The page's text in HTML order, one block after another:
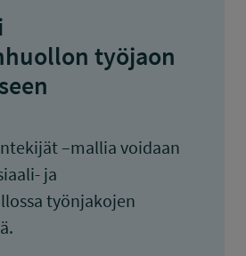
työjaon
–mallia voidaan
ja
työnjakojen